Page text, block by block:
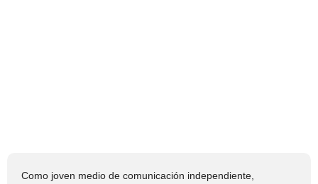
Como joven medio de comunicación independiente,